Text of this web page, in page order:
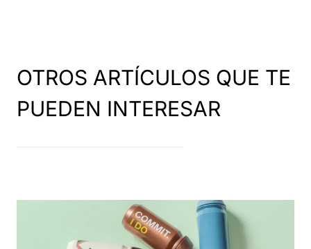
OTROS ARTÍCULOS QUE TE
PUEDEN INTERESAR